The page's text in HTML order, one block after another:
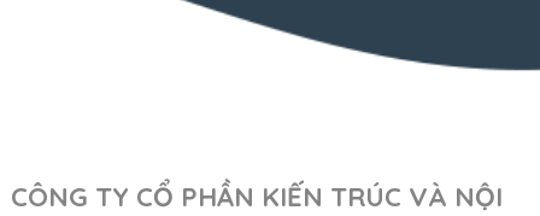
CÔNG TY CỔ PHẦN KIẾN TRÚC VÀ NỘI